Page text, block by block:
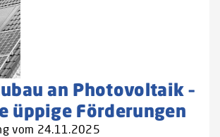
an Photovoltaik –
üppige Förderungen
vom 24.11.2025